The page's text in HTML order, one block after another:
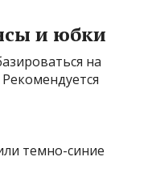
и юбки
на
темно-синие